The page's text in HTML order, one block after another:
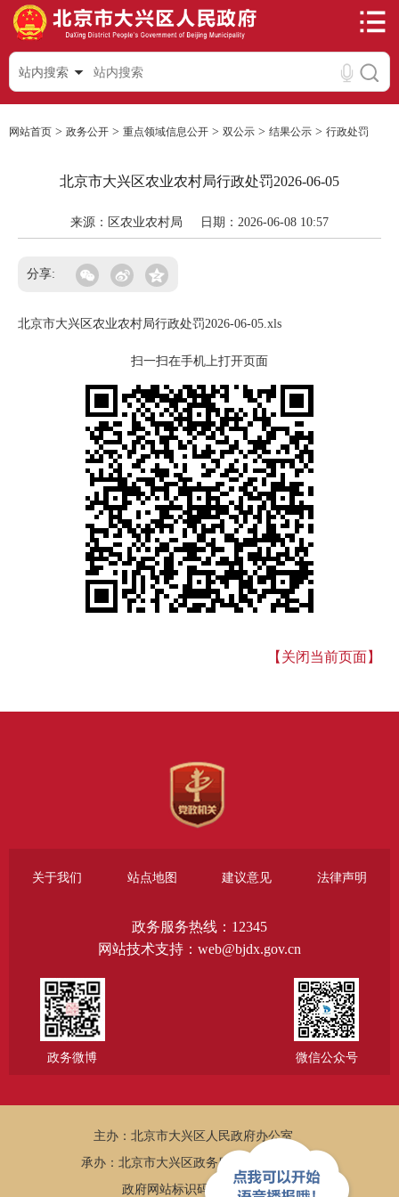
站内搜索
网站首页 > 政务公开 > 重点领域信息公开 > 双公示 > 结果公示 > 行政处罚
北京市大兴区农业农村局行政处罚2026-06-05
来源：区农业农村局 日期：2026-06-08 10:57
分享:
北京市大兴区农业农村局行政处罚2026-06-05.xls
扫一扫在手机上打开页面
【关闭当前页面】
关于我们 站点地图 建议意见 法律声明
政务服务热线：12345
网站技术支持：web@bjdx.gov.cn
政务微博 微信公众号
主办：北京市大兴区人民政府办公室
承办：北京市大兴区政务服务和数据管理局
政府网站标识码：1101150005